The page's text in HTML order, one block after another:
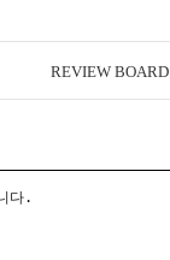
REVIEW BOARD
다.